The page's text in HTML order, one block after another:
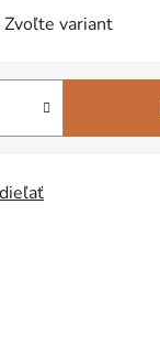
Zvoľte variant